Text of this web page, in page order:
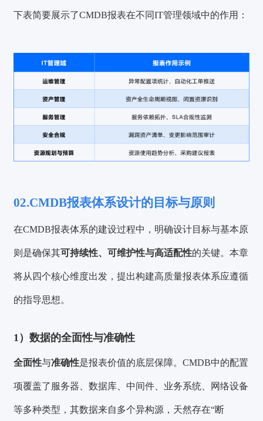
下表简要展示了CMDB报表在不同IT管理领域中的作用：
02.CMDB报表体系设计的目标与原则
在CMDB报表体系的建设过程中，明确设计目标与基本原
则是确保其可持续性、可维护性与高适配性的关键。本章
将从四个核心维度出发，提出构建高质量报表体系应遵循
的指导思想。
1）数据的全面性与准确性
全面性与准确性是报表价值的底层保障。CMDB中的配置
项覆盖了服务器、数据库、中间件、业务系统、网络设备
等多种类型，其数据来自多个异构源，天然存在“断